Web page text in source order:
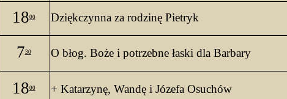
1800 Dziękczynna za rodzinę Pietryk
730 O błog. Boże i potrzebne łaski dla Barbary
1800 + Katarzynę, Wandę i Józefa Osuchów